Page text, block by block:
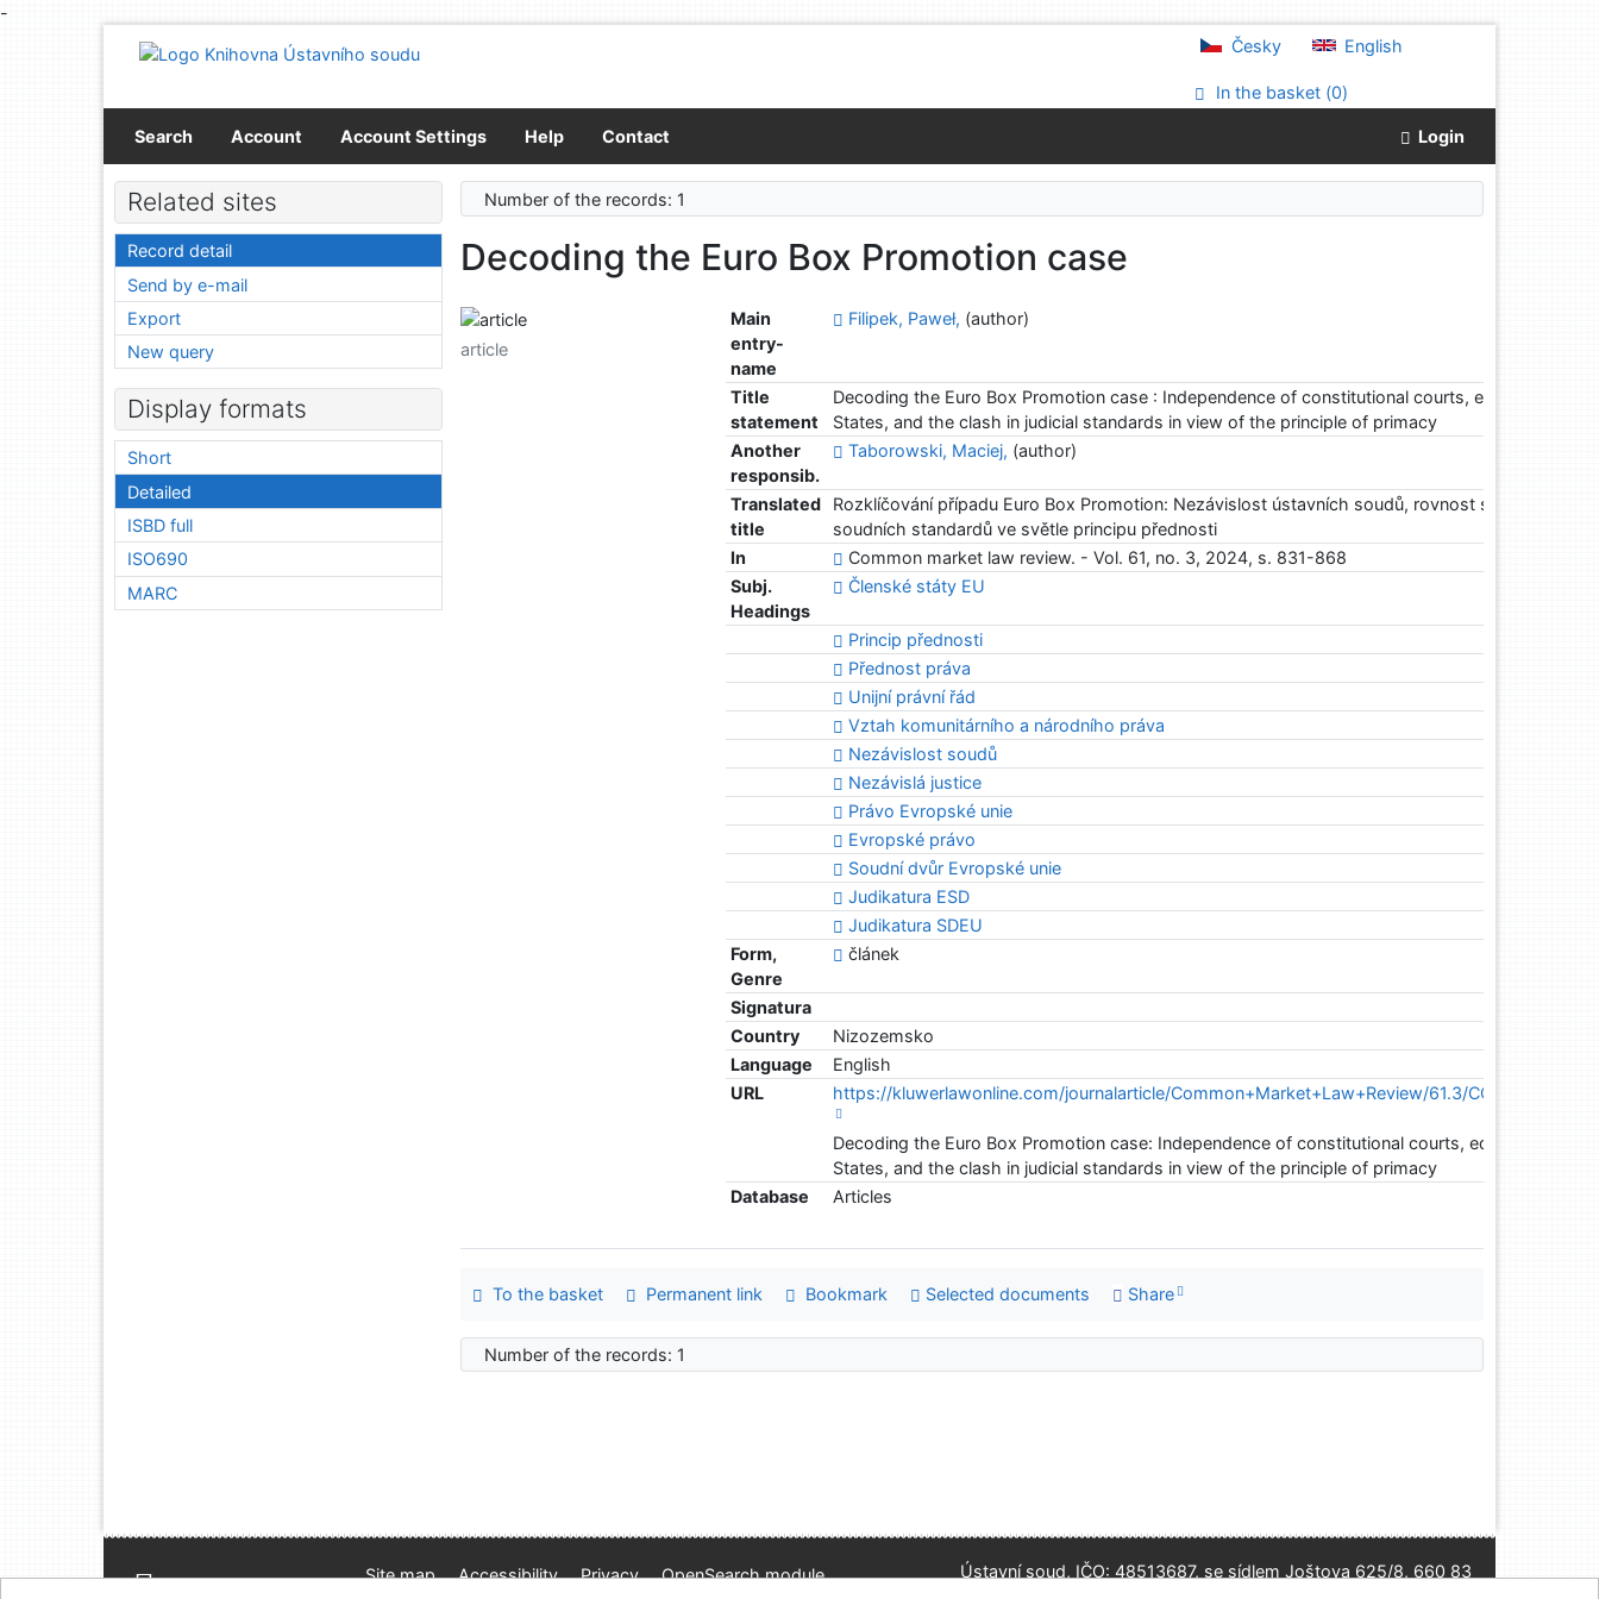
-
Go to menu
Česky English
In the basket (0)
Search Account Account Settings Help Contact Login
Number of the records: 1
Decoding the Euro Box Promotion case
Main
entry-
name
Filipek, Paweł, (author)
Title
statement
Decoding the Euro Box Promotion case : Independence of constitutional courts, equality of
States, and the clash in judicial standards in view of the principle of primacy
Another
responsib.
Taborowski, Maciej, (author)
Translated
title
Rozklíčování případu Euro Box Promotion: Nezávislost ústavních soudů, rovnost států a střet
soudních standardů ve světle principu přednosti
In
Common market law review. - Vol. 61, no. 3, 2024, s. 831-868
Subj.
Headings
Členské státy EU
Princip přednosti
Přednost práva
Unijní právní řád
Vztah komunitárního a národního práva
Nezávislost soudů
Nezávislá justice
Právo Evropské unie
Evropské právo
Soudní dvůr Evropské unie
Judikatura ESD
Judikatura SDEU
Form,
Genre
článek
Signatura
Country
Nizozemsko
Language
English
URL
https://kluwerlawonline.com/journalarticle/Common+Market+Law+Review/61.3/COLA2024052
Decoding the Euro Box Promotion case: Independence of constitutional courts, equality of
States, and the clash in judicial standards in view of the principle of primacy
Database
Articles
article
To the basket Permanent link Bookmark Selected documents Share
Number of the records: 1
Related sites
Record detail
Send by e-mail
Export
New query
Display formats
Short
Detailed
ISBD full
ISO690
MARC
Site map Accessibility Privacy
OpenSearch module
Ústavní soud, IČO: 48513687, se sídlem Joštova 625/8, 660 83